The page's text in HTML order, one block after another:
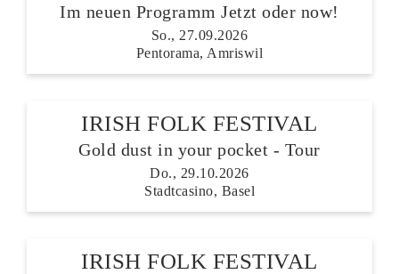
Im neuen Programm Jetzt oder now!
So., 27.09.2026
Pentorama, Amriswil
IRISH FOLK FESTIVAL
Gold dust in your pocket - Tour
Do., 29.10.2026
Stadtcasino, Basel
IRISH FOLK FESTIVAL